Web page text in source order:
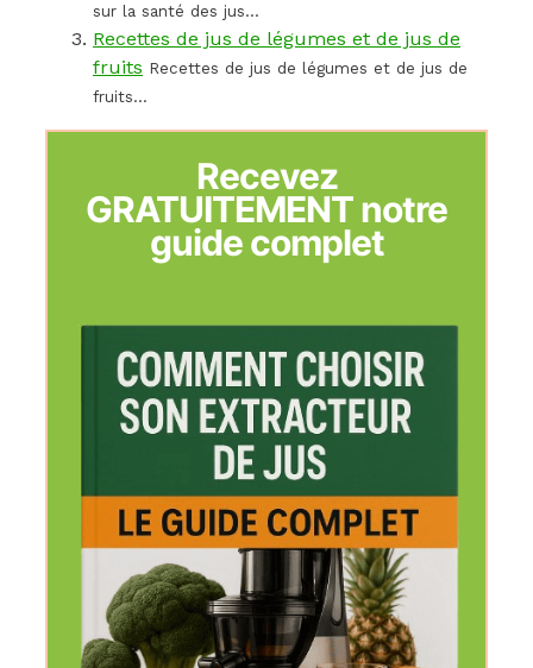
sur la santé des jus...
Recettes de jus de légumes et de jus de
fruits Recettes de jus de légumes et de jus de
fruits...